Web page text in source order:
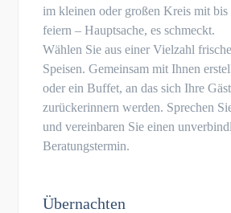
im kleinen oder großen Kreis mit bis
feiern – Hauptsache, es schmeckt.
Wählen Sie aus einer Vielzahl
Speisen. Gemeinsam mit Ihnen
oder ein Buffet, an das sich Ihre
zurückerinnern werden. Sprechen
und vereinbaren Sie einen
Beratungstermin.
Übernachten